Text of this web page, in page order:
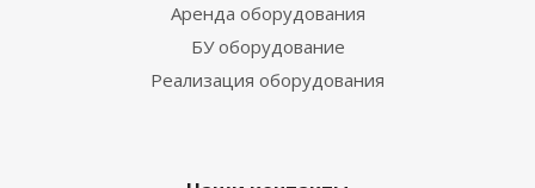
Аренда оборудования
БУ оборудование
Реализация оборудования